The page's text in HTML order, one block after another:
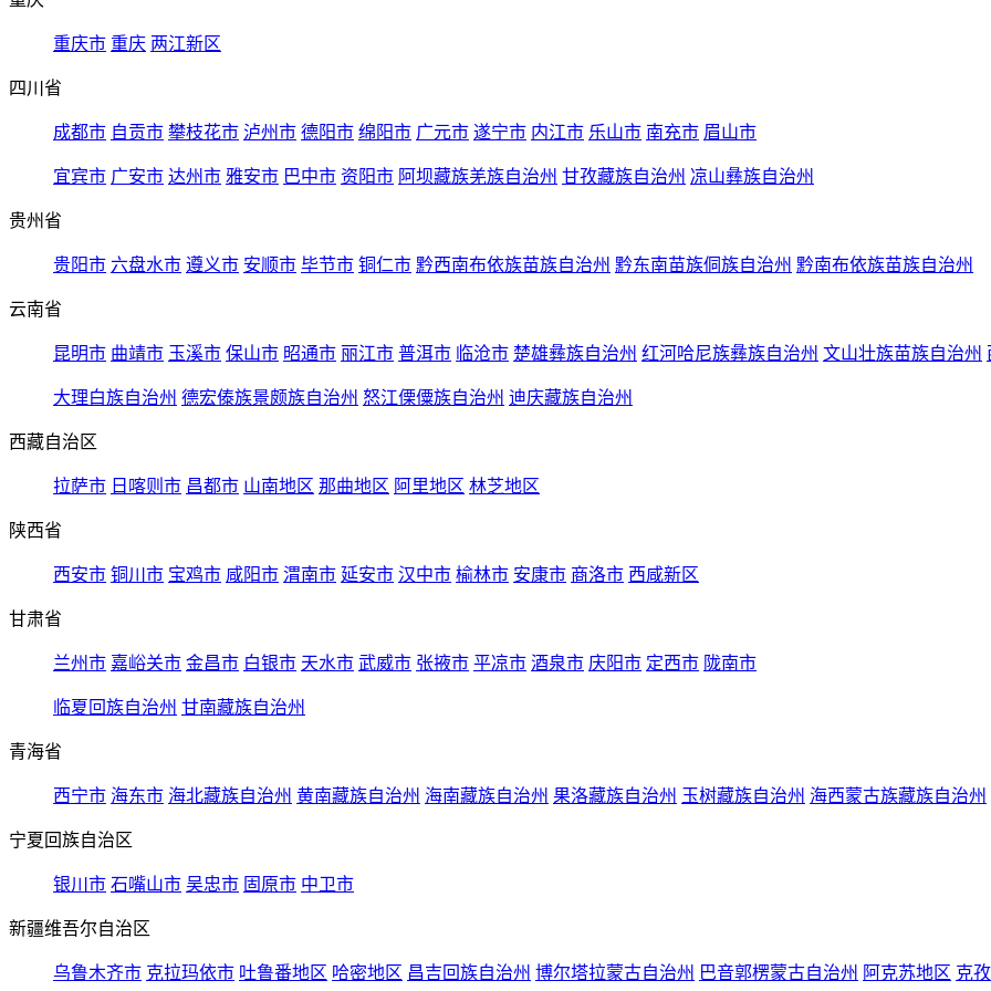
重庆市 重庆 两江新区
四川省
成都市 自贡市 攀枝花市 泸州市 德阳市 绵阳市 广元市 遂宁市 内江市 乐山市 南充市 眉山市
宜宾市 广安市 达州市 雅安市 巴中市 资阳市 阿坝藏族羌族自治州 甘孜藏族自治州 凉山彝族自治州
贵州省
贵阳市 六盘水市 遵义市 安顺市 毕节市 铜仁市 黔西南布依族苗族自治州 黔东南苗族侗族自治州 黔南布依族苗族自治州
云南省
昆明市 曲靖市 玉溪市 保山市 昭通市 丽江市 普洱市 临沧市 楚雄彝族自治州 红河哈尼族彝族自治州 文山壮族苗族自治州
大理白族自治州 德宏傣族景颇族自治州 怒江傈僳族自治州 迪庆藏族自治州
西藏自治区
拉萨市 日喀则市 昌都市 山南地区 那曲地区 阿里地区 林芝地区
陕西省
西安市 铜川市 宝鸡市 咸阳市 渭南市 延安市 汉中市 榆林市 安康市 商洛市 西咸新区
甘肃省
兰州市 嘉峪关市 金昌市 白银市 天水市 武威市 张掖市 平凉市 酒泉市 庆阳市 定西市 陇南市
临夏回族自治州 甘南藏族自治州
青海省
西宁市 海东市 海北藏族自治州 黄南藏族自治州 海南藏族自治州 果洛藏族自治州 玉树藏族自治州 海西蒙古族藏族自治州
宁夏回族自治区
银川市 石嘴山市 吴忠市 固原市 中卫市
新疆维吾尔自治区
乌鲁木齐市 克拉玛依市 吐鲁番地区 哈密地区 昌吉回族自治州 博尔塔拉蒙古自治州 巴音郭楞蒙古自治州 阿克苏地区 克